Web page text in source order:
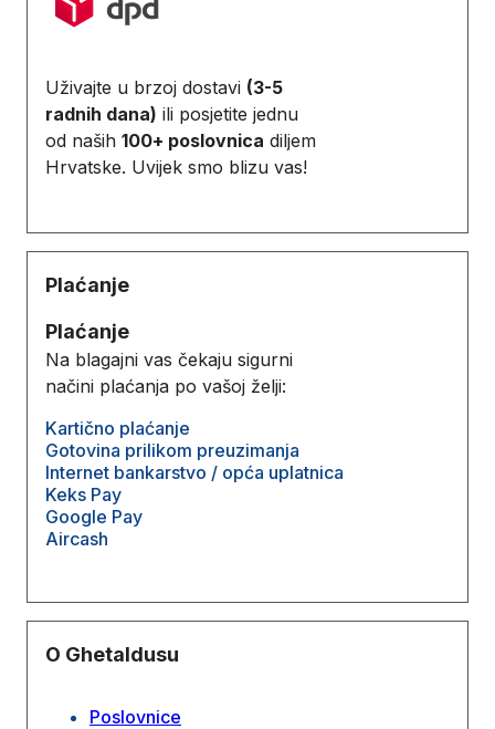
Uživajte u brzoj dostavi (3-5
radnih dana) ili posjetite jednu
od naših 100+ poslovnica diljem
Hrvatske. Uvijek smo blizu vas!
Plaćanje
Plaćanje
Na blagajni vas čekaju sigurni
načini plaćanja po vašoj želji:
Kartično plaćanje
Gotovina prilikom preuzimanja
Internet bankarstvo / opća uplatnica
Keks Pay
Google Pay
Aircash
O Ghetaldusu
Poslovnice